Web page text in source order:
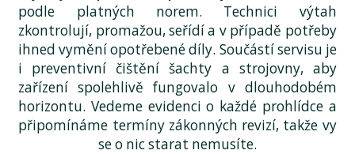
podle platných norem. Technici výtah
zkontrolují, promažou, seřídí a v případě potřeby
ihned vymění opotřebené díly. Součástí servisu je
i preventivní čištění šachty a strojovny, aby
zařízení spolehlivě fungovalo v dlouhodobém
horizontu. Vedeme evidenci o každé prohlídce a
připomínáme termíny zákonných revizí, takže vy
se o nic starat nemusíte.